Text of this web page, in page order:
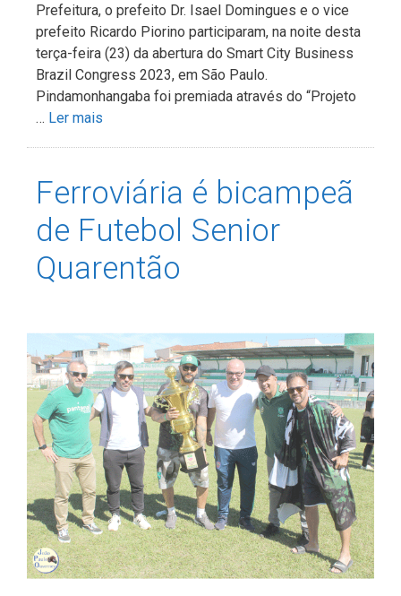
Prefeitura, o prefeito Dr. Isael Domingues e o vice
prefeito Ricardo Piorino participaram, na noite desta
terça-feira (23) da abertura do Smart City Business
Brazil Congress 2023, em São Paulo.
Pindamonhangaba foi premiada através do “Projeto
… Ler mais
Ferroviária é bicampeã
de Futebol Senior
Quarentão